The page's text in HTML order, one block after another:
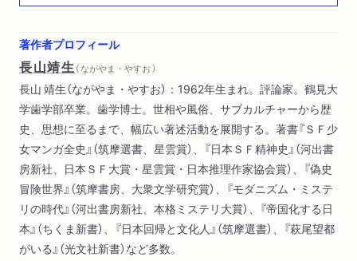
第７章 バブル期という恋の終わり――岡崎京子を中心に
著作者プロフィール
長山靖生（ ながやま・やすお ）
長山 靖生（ながやま・やすお）：1962年生まれ。評論家。鶴見大
学歯学部卒業。歯学博士。世相や風俗、サブカルチャーから歴
史、思想に至るまで、幅広い著述活動を展開する。著書『ＳＦ少
女マンガ全史』（筑摩選書、星雲賞）、『日本ＳＦ精神史』（河出書
房新社、日本ＳＦ大賞・星雲賞・日本推理作家協会賞）、『偽史
冒険世界』（筑摩書房、大衆文学研究賞）、『モダニズム・ミステ
リの時代』（河出書房新社、本格ミステリ大賞）、『帝国化する日
本』（ちくま新書）、『日本回帰と文化人』（筑摩選書）、『萩尾望都
がいる』（光文社新書）など多数。